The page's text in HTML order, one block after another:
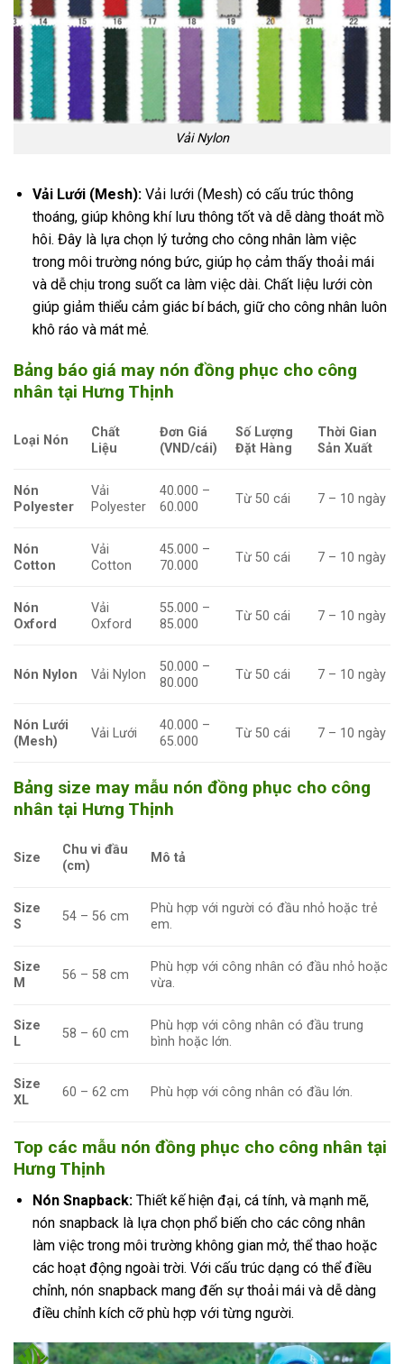
Vải Nylon
Vải Lưới (Mesh):Vải lưới (Mesh) có cấu trúc thông
thoáng, giúp không khí lưu thông tốt và dễ dàng thoát mồ
hôi. Đây là lựa chọn lý tưởng cho công nhân làm việc
trong môi trường nóng bức, giúp họ cảm thấy thoải mái
và dễ chịu trong suốt ca làm việc dài. Chất liệu lưới còn
giúp giảm thiểu cảm giác bí bách, giữ cho công nhân luôn
khô ráo và mát mẻ.
Bảng báo giá may nón đồng phục cho công
nhân tại Hưng Thịnh
Loại Nón
Chất
Liệu
Đơn Giá
(VND/cái)
Số Lượng
Đặt Hàng
Thời Gian
Sản Xuất
Nón
Polyester
Vải
Polyester
40.000 –
60.000
Từ 50 cái 7 – 10 ngày
Nón
Cotton
Vải
Cotton
45.000 –
70.000
Từ 50 cái 7 – 10 ngày
Nón
Oxford
Vải
Oxford
55.000 –
85.000
Từ 50 cái 7 – 10 ngày
Nón Nylon Vải Nylon
50.000 –
80.000
Từ 50 cái 7 – 10 ngày
Nón Lưới
(Mesh)
Vải Lưới
40.000 –
65.000
Từ 50 cái 7 – 10 ngày
Bảng size may mẫu nón đồng phục cho công
nhân tại Hưng Thịnh
Size
Chu vi đầu
(cm)
Mô tả
Size
S
54 – 56 cm
Phù hợp với người có đầu nhỏ hoặc trẻ
em.
Size
M
56 – 58 cm
Phù hợp với công nhân có đầu nhỏ hoặc
vừa.
Size
L
58 – 60 cm
Phù hợp với công nhân có đầu trung
bình hoặc lớn.
Size
XL
60 – 62 cm Phù hợp với công nhân có đầu lớn.
Top các mẫu nón đồng phục cho công nhân tại
Hưng Thịnh
Nón Snapback:Thiết kế hiện đại, cá tính, và mạnh mẽ,
nón snapback là lựa chọn phổ biến cho các công nhân
làm việc trong môi trường không gian mở, thể thao hoặc
các hoạt động ngoài trời. Với cấu trúc dạng có thể điều
chỉnh, nón snapback mang đến sự thoải mái và dễ dàng
điều chỉnh kích cỡ phù hợp với từng người.